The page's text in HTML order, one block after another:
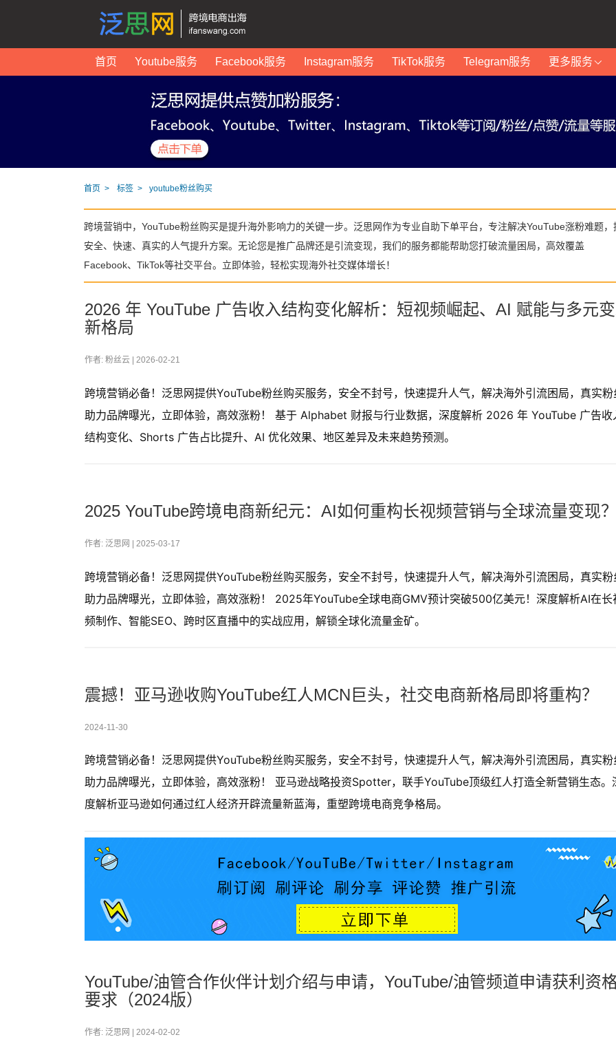
首页 Youtube服务 Facebook服务 Instagram服务 TikTok服务 Telegram服务 更多服务
首页 标签 youtube粉丝购买
跨境营销中，YouTube粉丝购买是提升海外影响力的关键一步。泛思网作为专业自助下单平台，专注解决YouTube涨粉难题，
安全、快速、真实的人气提升方案。无论您是推广品牌还是引流变现，我们的服务都能帮助您打破流量困局，高效覆盖
Facebook、TikTok等社交平台。立即体验，轻松实现海外社交媒体增长！
2026 年 YouTube 广告收入结构变化解析：短视频崛起、AI 赋能与多元
新格局
作者: 粉丝云 | 2026-02-21
跨境营销必备！泛思网提供YouTube粉丝购买服务，安全不封号，快速提升人气，解决海外引流困局，真实粉
助力品牌曝光，立即体验，高效涨粉！ 基于 Alphabet 财报与行业数据，深度解析 2026 年 YouTube 广告收
结构变化、Shorts 广告占比提升、AI 优化效果、地区差异及未来趋势预测。
2025 YouTube跨境电商新纪元：AI如何重构长视频营销与全球流量变现？
作者: 泛思网 | 2025-03-17
跨境营销必备！泛思网提供YouTube粉丝购买服务，安全不封号，快速提升人气，解决海外引流困局，真实粉
助力品牌曝光，立即体验，高效涨粉！ 2025年YouTube全球电商GMV预计突破500亿美元！深度解析AI在长
频制作、智能SEO、跨时区直播中的实战应用，解锁全球化流量金矿。
震撼！亚马逊收购YouTube红人MCN巨头，社交电商新格局即将重构？
2024-11-30
跨境营销必备！泛思网提供YouTube粉丝购买服务，安全不封号，快速提升人气，解决海外引流困局，真实粉
助力品牌曝光，立即体验，高效涨粉！ 亚马逊战略投资Spotter，联手YouTube顶级红人打造全新营销生态。
度解析亚马逊如何通过红人经济开辟流量新蓝海，重塑跨境电商竞争格局。
YouTube/油管合作伙伴计划介绍与申请，YouTube/油管频道申请获利资
要求（2024版）
作者: 泛思网 | 2024-02-02